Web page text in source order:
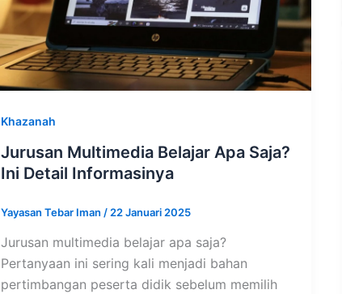
Khazanah
Jurusan Multimedia Belajar Apa Saja?
Ini Detail Informasinya
Yayasan Tebar Iman / 22 Januari 2025
Jurusan multimedia belajar apa saja?
Pertanyaan ini sering kali menjadi bahan
pertimbangan peserta didik sebelum memilih